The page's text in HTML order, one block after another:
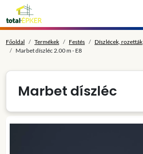
Főoldal Termékek Festés
Díszlécek, rozetták
Marbet díszléc 2.00 m - E8
Marbet díszléc